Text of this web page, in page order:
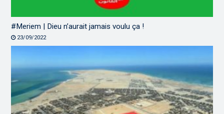
#Meriem | Dieu n’aurait jamais voulu ça !
23/09/2022